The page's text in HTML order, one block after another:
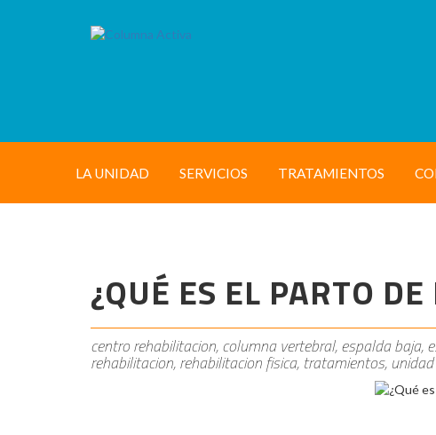
LA UNIDAD SERVICIOS TRATAMIENTOS
¿QUÉ ES EL PARTO
centro rehabilitacion, columna vertebral, espalda baja,
rehabilitacion, rehabilitacion fisica, tratamientos,